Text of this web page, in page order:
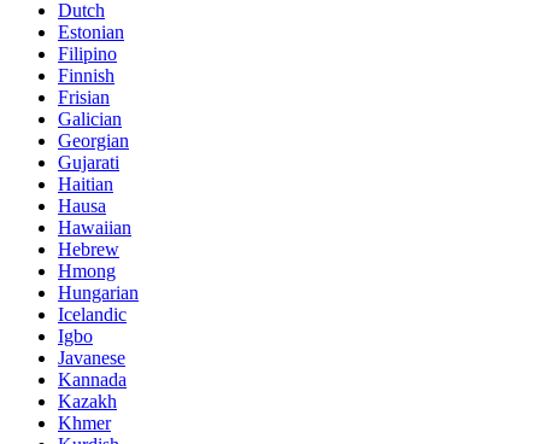
Dutch
Estonian
Filipino
Finnish
Frisian
Galician
Georgian
Gujarati
Haitian
Hausa
Hawaiian
Hebrew
Hmong
Hungarian
Icelandic
Igbo
Javanese
Kannada
Kazakh
Khmer